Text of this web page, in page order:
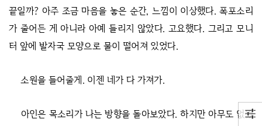
끝일까? 아주 조금 마음을 놓은 순간, 느낌이 이상했다. 폭포소리
가 줄어든 게 아니라 아예 들리지 않았다. 고요했다. 그리고 모니
터 앞에 발자국 모양으로 물이 떨어져 있었다.
소원을 들어줄게. 이젠 네가 다 가져가.
아인은 목소리가 나는 방향을 돌아보았다. 하지만 아무도 없었